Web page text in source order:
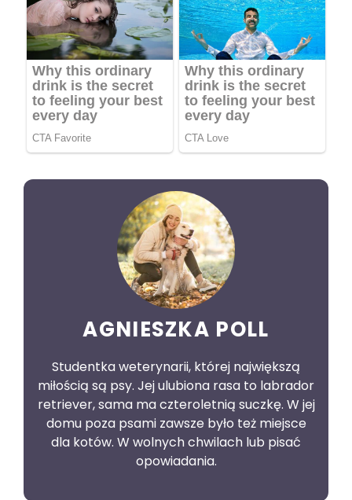
AGNIESZKA POLL
Studentka weterynarii, której największą
miłością są psy. Jej ulubiona rasa to labrador
retriever, sama ma czteroletnią suczkę. W jej
domu poza psami zawsze było też miejsce
dla kotów. W wolnych chwilach lub pisać
opowiadania.